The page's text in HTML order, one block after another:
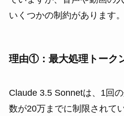
いくつかの制約があります。
理由①：最大処理トーク
Claude 3.5 Sonnetは、1回
数が20万までに制限されて